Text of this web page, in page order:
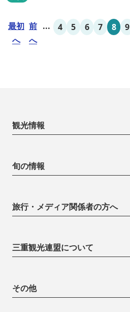
です。 ★源泉100％の野天風呂 源泉100％の野天風呂が2つあり、
くりとゆ...
最初
へ
前
へ
... 4 5 6 7 8 9
観光情報
旬の情報
旅行・メディア関係者の方へ
三重観光連盟について
その他